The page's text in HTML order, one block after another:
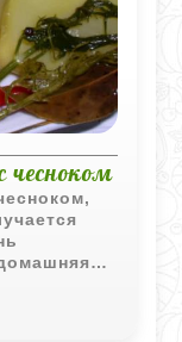
чесноком
хлебом.